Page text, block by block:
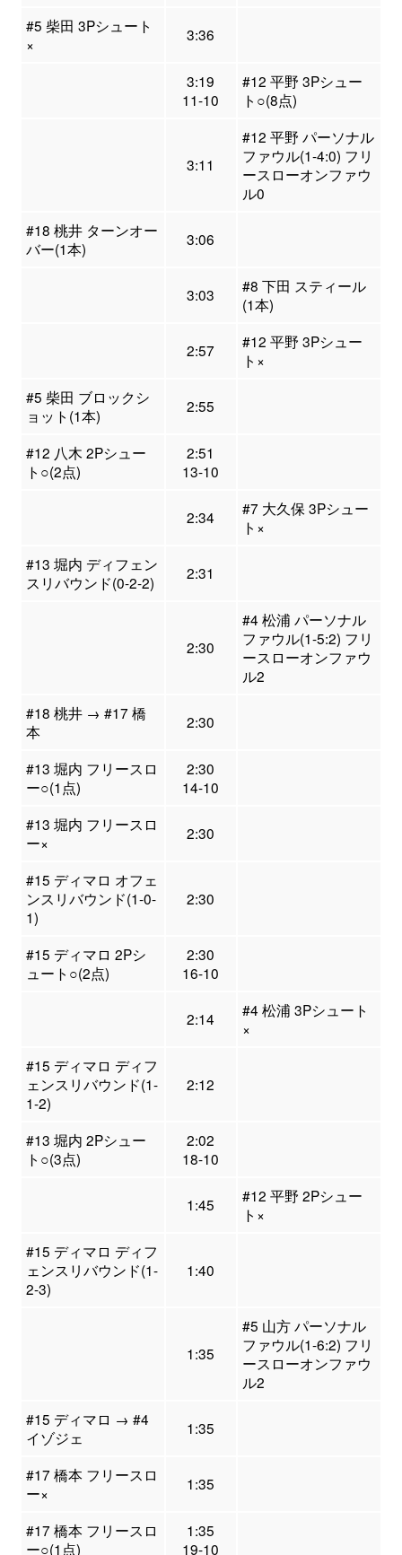
#5 柴田 3Pシュート
×
3:36
3:19
11-10
#12 平野 3Pシュー
ト○(8点)
3:11
#12 平野 パーソナル
ファウル(1-4:0) フリ
ースローオンファウ
ル0
#18 桃井 ターンオー
バー(1本)
3:06
3:03
#8 下田 スティール
(1本)
2:57
#12 平野 3Pシュー
ト×
#5 柴田 ブロックシ
ョット(1本)
2:55
#12 八木 2Pシュー
ト○(2点)
2:51
13-10
2:34
#7 大久保 3Pシュー
ト×
#13 堀内 ディフェン
スリバウンド(0-2-2)
2:31
2:30
#4 松浦 パーソナル
ファウル(1-5:2) フリ
ースローオンファウ
ル2
#18 桃井 → #17 橋
本
2:30
#13 堀内 フリースロ
ー○(1点)
2:30
14-10
#13 堀内 フリースロ
ー×
2:30
#15 ディマロ オフェ
ンスリバウンド(1-0-
1)
2:30
#15 ディマロ 2Pシ
ュート○(2点)
2:30
16-10
2:14
#4 松浦 3Pシュート
×
#15 ディマロ ディフ
ェンスリバウンド(1-
1-2)
2:12
#13 堀内 2Pシュー
ト○(3点)
2:02
18-10
1:45
#12 平野 2Pシュー
ト×
#15 ディマロ ディフ
ェンスリバウンド(1-
2-3)
1:40
1:35
#5 山方 パーソナル
ファウル(1-6:2) フリ
ースローオンファウ
ル2
#15 ディマロ → #4
イゾジェ
1:35
#17 橋本 フリースロ
ー×
1:35
#17 橋本 フリースロ
ー○(1点)
1:35
19-10